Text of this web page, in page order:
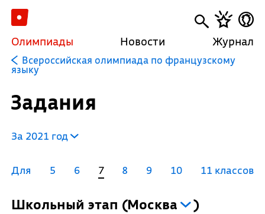
Олимпиады Новости Журнал
Всероссийская олимпиада по французскому
языку
Задания
За 2021 год
Для 5 6 7 8 9 10 11 классов
Школьный этап (Москва )